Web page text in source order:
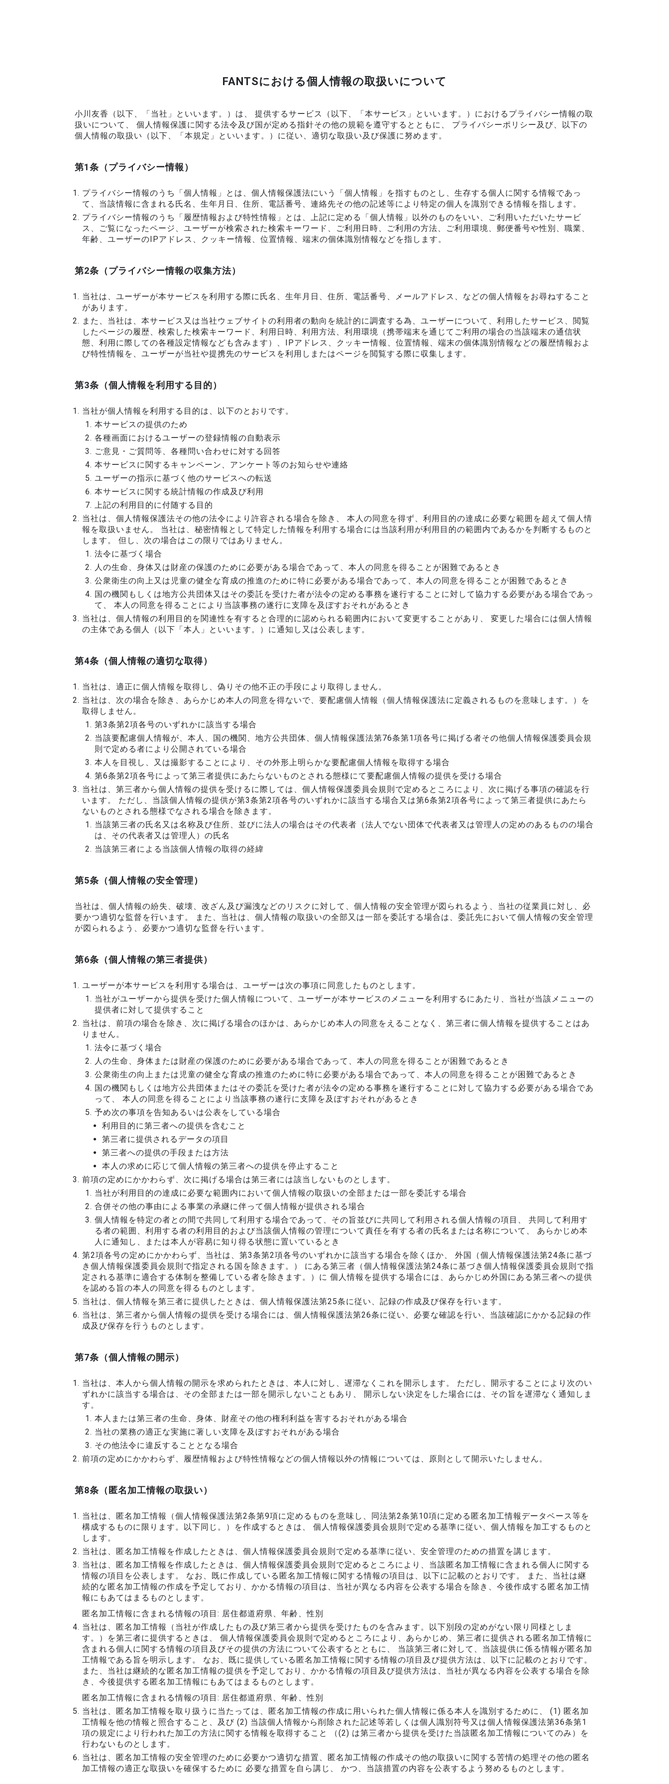
FANTSにおける個人情報の取扱いについて
小川友香（以下、「当社」といいます。）は、 提供するサービス（以下、「本サービス」といいます。）におけるプライバシー情報の取
扱いについて、 個人情報保護に関する法令及び国が定める指針その他の規範を遵守するとともに、 プライバシーポリシー及び、以下の
個人情報の取扱い（以下、「本規定」といいます。）に従い、適切な取扱い及び保護に努めます。
第1条（プライバシー情報）
プライバシー情報のうち「個人情報」とは、個人情報保護法にいう「個人情報」を指すものとし、生存する個人に関する情報であっ
て、当該情報に含まれる氏名、生年月日、住所、電話番号、連絡先その他の記述等により特定の個人を識別できる情報を指します。
プライバシー情報のうち「履歴情報および特性情報」とは、上記に定める「個人情報」以外のものをいい、ご利用いただいたサービ
ス、ご覧になったページ、ユーザーが検索された検索キーワード、ご利用日時、ご利用の方法、ご利用環境、郵便番号や性別、職業、
年齢、ユーザーのIPアドレス、クッキー情報、位置情報、端末の個体識別情報などを指します。
第2条（プライバシー情報の収集方法）
当社は、ユーザーが本サービスを利用する際に氏名、生年月日、住所、電話番号、メールアドレス、などの個人情報をお尋ねすること
があります。
また、当社は、本サービス又は当社ウェブサイトの利用者の動向を統計的に調査する為、ユーザーについて、利用したサービス、閲覧
したページの履歴、検索した検索キーワード、利用日時、利用方法、利用環境（携帯端末を通じてご利用の場合の当該端末の通信状
態、利用に際しての各種設定情報なども含みます）、IPアドレス、クッキー情報、位置情報、端末の個体識別情報などの履歴情報およ
び特性情報を、ユーザーが当社や提携先のサービスを利用しまたはページを閲覧する際に収集します。
第3条（個人情報を利用する目的）
当社が個人情報を利用する目的は、以下のとおりです。
本サービスの提供のため
各種画面におけるユーザーの登録情報の自動表示
ご意見・ご質問等、各種問い合わせに対する回答
本サービスに関するキャンペーン、アンケート等のお知らせや連絡
ユーザーの指示に基づく他のサービスへの転送
本サービスに関する統計情報の作成及び利用
上記の利用目的に付随する目的
当社は、個人情報保護法その他の法令により許容される場合を除き、 本人の同意を得ず、利用目的の達成に必要な範囲を超えて個人情
報を取扱いません。 当社は、秘密情報として特定した情報を利用する場合には当該利用が利用目的の範囲内であるかを判断するものと
します。 但し、次の場合はこの限りではありません。
法令に基づく場合
人の生命、身体又は財産の保護のために必要がある場合であって、本人の同意を得ることが困難であるとき
公衆衛生の向上又は児童の健全な育成の推進のために特に必要がある場合であって、本人の同意を得ることが困難であるとき
国の機関もしくは地方公共団体又はその委託を受けた者が法令の定める事務を遂行することに対して協力する必要がある場合であっ
て、 本人の同意を得ることにより当該事務の遂行に支障を及ぼすおそれがあるとき
当社は、個人情報の利用目的を関連性を有すると合理的に認められる範囲内において変更することがあり、 変更した場合には個人情報
の主体である個人（以下「本人」といいます。）に通知し又は公表します。
第4条（個人情報の適切な取得）
当社は、適正に個人情報を取得し、偽りその他不正の手段により取得しません。
当社は、次の場合を除き、あらかじめ本人の同意を得ないで、要配慮個人情報（個人情報保護法に定義されるものを意味します。）を
取得しません。
第3条第2項各号のいずれかに該当する場合
当該要配慮個人情報が、本人、国の機関、地方公共団体、個人情報保護法第76条第1項各号に掲げる者その他個人情報保護委員会規
則で定める者により公開されている場合
本人を目視し、又は撮影することにより、その外形上明らかな要配慮個人情報を取得する場合
第6条第2項各号によって第三者提供にあたらないものとされる態様にて要配慮個人情報の提供を受ける場合
当社は、第三者から個人情報の提供を受けるに際しては、個人情報保護委員会規則で定めるところにより、次に掲げる事項の確認を行
います。 ただし、当該個人情報の提供が第3条第2項各号のいずれかに該当する場合又は第6条第2項各号によって第三者提供にあたら
ないものとされる態様でなされる場合を除きます。
当該第三者の氏名又は名称及び住所、並びに法人の場合はその代表者（法人でない団体で代表者又は管理人の定めのあるものの場合
は、その代表者又は管理人）の氏名
当該第三者による当該個人情報の取得の経緯
第5条（個人情報の安全管理）
当社は、個人情報の紛失、破壊、改ざん及び漏洩などのリスクに対して、個人情報の安全管理が図られるよう、当社の従業員に対し、必
要かつ適切な監督を行います。 また、当社は、個人情報の取扱いの全部又は一部を委託する場合は、委託先において個人情報の安全管理
が図られるよう、必要かつ適切な監督を行います。
第6条（個人情報の第三者提供）
ユーザーが本サービスを利用する場合は、ユーザーは次の事項に同意したものとします。
当社がユーザーから提供を受けた個人情報について、ユーザーが本サービスのメニューを利用するにあたり、当社が当該メニューの
提供者に対して提供すること
当社は、前項の場合を除き、次に掲げる場合のほかは、あらかじめ本人の同意をえることなく、第三者に個人情報を提供することはあ
りません。
法令に基づく場合
人の生命、身体または財産の保護のために必要がある場合であって、本人の同意を得ることが困難であるとき
公衆衛生の向上または児童の健全な育成の推進のために特に必要がある場合であって、本人の同意を得ることが困難であるとき
国の機関もしくは地方公共団体またはその委託を受けた者が法令の定める事務を遂行することに対して協力する必要がある場合であ
って、 本人の同意を得ることにより当該事務の遂行に支障を及ぼすおそれがあるとき
予め次の事項を告知あるいは公表をしている場合
利用目的に第三者への提供を含むこと
第三者に提供されるデータの項目
第三者への提供の手段または方法
本人の求めに応じて個人情報の第三者への提供を停止すること
前項の定めにかかわらず、次に掲げる場合は第三者には該当しないものとします。
当社が利用目的の達成に必要な範囲内において個人情報の取扱いの全部または一部を委託する場合
合併その他の事由による事業の承継に伴って個人情報が提供される場合
個人情報を特定の者との間で共同して利用する場合であって、その旨並びに共同して利用される個人情報の項目、 共同して利用す
る者の範囲、利用する者の利用目的および当該個人情報の管理について責任を有する者の氏名または名称について、 あらかじめ本
人に通知し、または本人が容易に知り得る状態に置いているとき
第2項各号の定めにかかわらず、当社は、第3条第2項各号のいずれかに該当する場合を除くほか、 外国（個人情報保護法第24条に基づ
き個人情報保護委員会規則で指定される国を除きます。） にある第三者（個人情報保護法第24条に基づき個人情報保護委員会規則で指
定される基準に適合する体制を整備している者を除きます。）に 個人情報を提供する場合には、あらかじめ外国にある第三者への提供
を認める旨の本人の同意を得るものとします。
当社は、個人情報を第三者に提供したときは、個人情報保護法第25条に従い、記録の作成及び保存を行います。
当社は、第三者から個人情報の提供を受ける場合には、個人情報保護法第26条に従い、必要な確認を行い、当該確認にかかる記録の作
成及び保存を行うものとします。
第7条（個人情報の開示）
当社は、本人から個人情報の開示を求められたときは、本人に対し、遅滞なくこれを開示します。 ただし、開示することにより次のい
ずれかに該当する場合は、その全部または一部を開示しないこともあり、 開示しない決定をした場合には、その旨を遅滞なく通知しま
す。
本人または第三者の生命、身体、財産その他の権利利益を害するおそれがある場合
当社の業務の適正な実施に著しい支障を及ぼすおそれがある場合
その他法令に違反することとなる場合
前項の定めにかかわらず、履歴情報および特性情報などの個人情報以外の情報については、原則として開示いたしません。
第8条（匿名加工情報の取扱い）
当社は、匿名加工情報（個人情報保護法第2条第9項に定めるものを意味し、同法第2条第10項に定める匿名加工情報データベース等を
構成するものに限ります。以下同じ。）を作成するときは、 個人情報保護委員会規則で定める基準に従い、個人情報を加工するものと
します。
当社は、匿名加工情報を作成したときは、個人情報保護委員会規則で定める基準に従い、安全管理のための措置を講じます。
当社は、匿名加工情報を作成したときは、個人情報保護委員会規則で定めるところにより、当該匿名加工情報に含まれる個人に関する
情報の項目を公表します。 なお、既に作成している匿名加工情報に関する情報の項目は、以下に記載のとおりです。 また、当社は継
続的な匿名加工情報の作成を予定しており、かかる情報の項目は、当社が異なる内容を公表する場合を除き、今後作成する匿名加工情
報にもあてはまるものとします。
匿名加工情報に含まれる情報の項目: 居住都道府県、年齢、性別
当社は、匿名加工情報（当社が作成したもの及び第三者から提供を受けたものを含みます。以下別段の定めがない限り同様としま
す。）を第三者に提供するときは、 個人情報保護委員会規則で定めるところにより、あらかじめ、第三者に提供される匿名加工情報に
含まれる個人に関する情報の項目及びその提供の方法について公表するとともに、 当該第三者に対して、当該提供に係る情報が匿名加
工情報である旨を明示します。 なお、既に提供している匿名加工情報に関する情報の項目及び提供方法は、以下に記載のとおりです。
また、当社は継続的な匿名加工情報の提供を予定しており、かかる情報の項目及び提供方法は、当社が異なる内容を公表する場合を除
き、今後提供する匿名加工情報にもあてはまるものとします。
匿名加工情報に含まれる情報の項目: 居住都道府県、年齢、性別
当社は、匿名加工情報を取り扱うに当たっては、匿名加工情報の作成に用いられた個人情報に係る本人を識別するために、 (1) 匿名加
工情報を他の情報と照合すること、及び (2) 当該個人情報から削除された記述等若しくは個人識別符号又は個人情報保護法第36条第1
項の規定により行われた加工の方法に関する情報を取得すること （(2) は第三者から提供を受けた当該匿名加工情報についてのみ）を
行わないものとします。
当社は、匿名加工情報の安全管理のために必要かつ適切な措置、匿名加工情報の作成その他の取扱いに関する苦情の処理その他の匿名
加工情報の適正な取扱いを確保するために 必要な措置を自ら講じ、 かつ、当該措置の内容を公表するよう努めるものとします。